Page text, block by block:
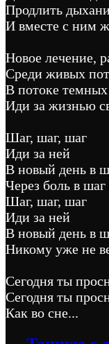
Продлить
И вместе с ним
Новое лечение,
Среди живых
В потоке
Иди за жизнью
Шаг, шаг, шаг
Иди за ней
В новый день в
Через боль в
Шаг, шаг, шаг
Иди за ней
В новый день в
Никому уже не
Сегодня ты
Сегодня ты
Как во сне...